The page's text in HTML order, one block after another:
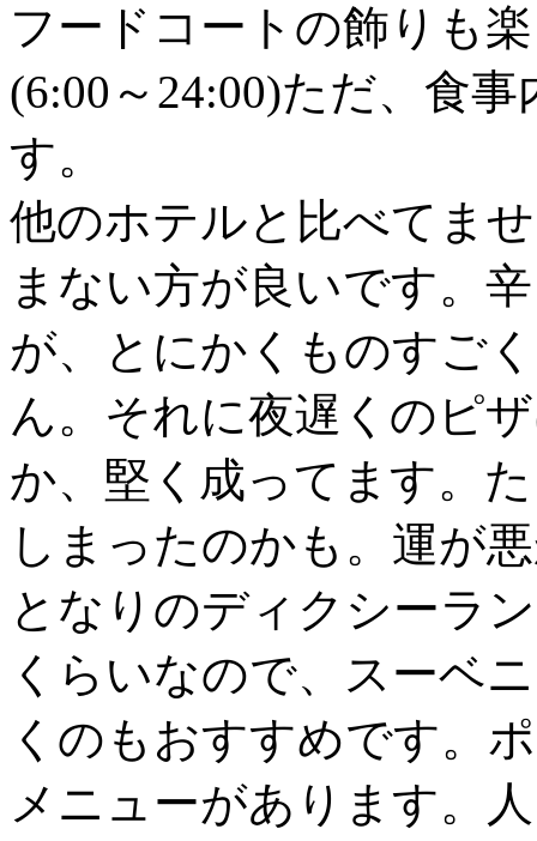
フードコートの飾りも
(6:00～24:00)ただ、食
す。
他のホテルと比べてま
まない方が良いです。
が、とにかくものすご
ん。それに夜遅くのピ
か、堅く成ってます。
しまったのかも。運が
となりのディクシーラ
くらいなので、スーベ
くのもおすすめです。
メニューがあります。